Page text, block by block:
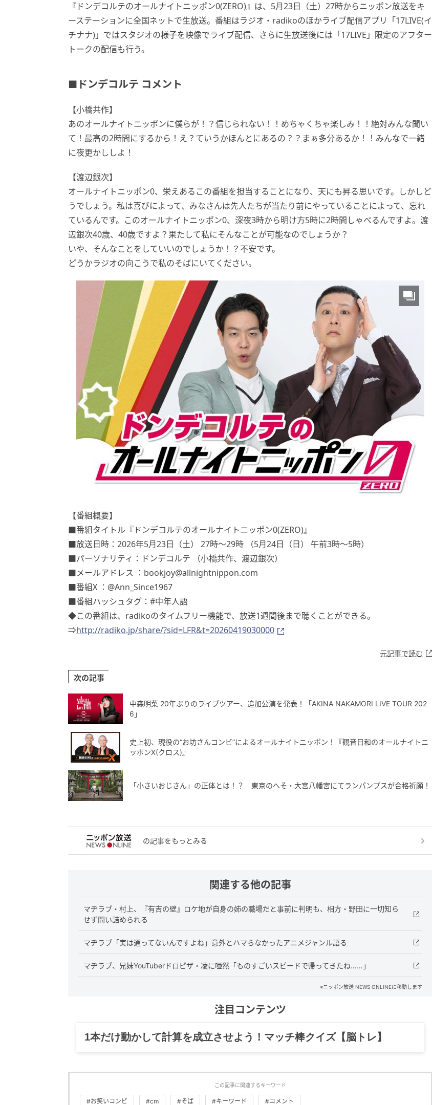
『ドンデコルテのオールナイトニッポン0(ZERO)』は、5月23日（土）27時からニッポン放送をキ
ーステーションに全国ネットで生放送。番組はラジオ・radikoのほかライブ配信アプリ「17LIVE(イ
チナナ)」ではスタジオの様子を映像でライブ配信、さらに生放送後には「17LIVE」限定のアフター
トークの配信も行う。
■ドンデコルテ コメント
【小橋共作】
あのオールナイトニッポンに僕らが！？信じられない！！めちゃくちゃ楽しみ！！絶対みんな聞い
て！最高の2時間にするから！え？ていうかほんとにあるの？？まぁ多分あるか！！みんなで一緒
に夜更かししよ！
【渡辺銀次】
オールナイトニッポン0、栄えあるこの番組を担当することになり、天にも昇る思いです。しかしど
うでしょう。私は喜びによって、みなさんは先人たちが当たり前にやっていることによって、忘れ
ているんです。このオールナイトニッポン0、深夜3時から明け方5時に2時間しゃべるんですよ。渡
辺銀次40歳、40歳ですよ？果たして私にそんなことが可能なのでしょうか？
いや、そんなことをしていいのでしょうか！？不安です。
どうかラジオの向こうで私のそばにいてください。
【番組概要】
■番組タイトル『ドンデコルテのオールナイトニッポン0(ZERO)』
■放送日時：2026年5月23日（土） 27時～29時 （5月24日（日） 午前3時〜5時）
■パーソナリティ：ドンデコルテ （小橋共作、渡辺銀次）
■メールアドレス ：bookjoy@allnightnippon.com
■番組X ：@Ann_Since1967
■番組ハッシュタグ：#中年人語
◆この番組は、radikoのタイムフリー機能で、放送1週間後まで聴くことができる。
⇒http://radiko.jp/share/?sid=LFR&t=20260419030000
元記事で読む
次の記事
中森明菜 20年ぶりのライブツアー、追加公演を発表！「AKINA NAKAMORI LIVE TOUR 202
6」
史上初、現役の“お坊さんコンビ”によるオールナイトニッポン！『観音日和のオールナイトニ
ッポンX(クロス)』
「小さいおじさん」の正体とは！？ 東京のへそ・大宮八幡宮にてランパンプスが合格祈願！
の記事をもっとみる
関連する他の記事
マヂラブ・村上、『有吉の壁』ロケ地が自身の姉の職場だと事前に判明も、相方・野田に一切知ら
せず問い詰められる
マヂラブ「実は通ってないんですよね」意外とハマらなかったアニメジャンル語る
マヂラブ、兄妹YouTuberドロピザ・凌に唖然「ものすごいスピードで帰ってきたね……」
※ニッポン放送 NEWS ONLINEに移動します
注目コンテンツ
グルメ、ギャグ、子育て、旅行記……全部、読めます。
この記事に関連するキーワード
#お笑いコンビ #cm #そば #キーワード #コメント